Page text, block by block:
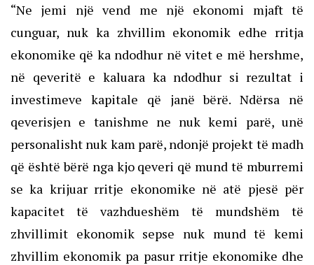
“Ne jemi një vend me një ekonomi mjaft të
cunguar, nuk ka zhvillim ekonomik edhe rritja
ekonomike që ka ndodhur në vitet e më hershme,
në qeveritë e kaluara ka ndodhur si rezultat i
investimeve kapitale që janë bërë. Ndërsa në
qeverisjen e tanishme ne nuk kemi parë, unë
personalisht nuk kam parë, ndonjë projekt të madh
që është bërë nga kjo qeveri që mund të mburremi
se ka krijuar rritje ekonomike në atë pjesë për
kapacitet të vazhdueshëm të mundshëm të
zhvillimit ekonomik sepse nuk mund të kemi
zhvillim ekonomik pa pasur rritje ekonomike dhe